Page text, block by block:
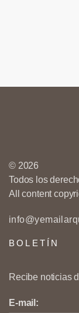
© 2026
Todos los
All content
BOLETÍN
Recibe noticias
E-mail: